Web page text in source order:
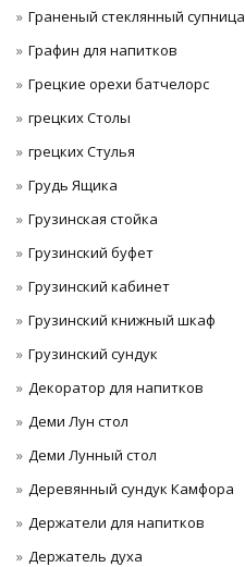
Граненый стеклянный супница
Графин для напитков
Грецкие орехи батчелорс
грецких Столы
грецких Стулья
Грудь Ящика
Грузинская стойка
Грузинский буфет
Грузинский кабинет
Грузинский книжный шкаф
Грузинский сундук
Декоратор для напитков
Деми Лун стол
Деми Лунный стол
Деревянный сундук Камфора
Держатели для напитков
Держатель духа